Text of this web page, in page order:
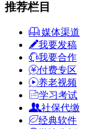
推荐栏目
媒体渠道
我要发稿
我要合作
付费专区
养老视频
学习考试
社保代缴
经典软件